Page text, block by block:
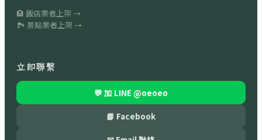
🏨 飯店業者上架 →
🏞 景點業者上架 →
立即聯繫
💬 加 LINE @oeoeo
📘 Facebook